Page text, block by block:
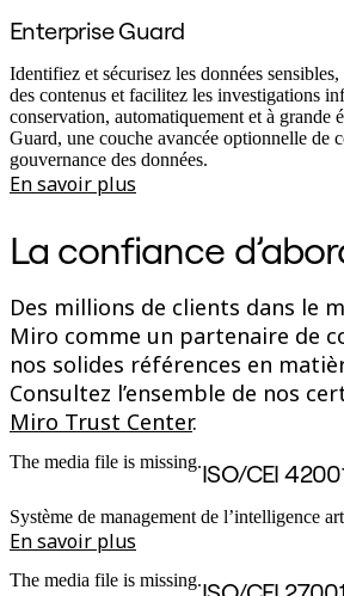
Enterprise Guard
Identifiez et sécurisez les données
des contenus et facilitez les investigations
conservation, automatiquement et à grande
Guard, une couche avancée optionnelle de
gouvernance des données.
En savoir plus
La confiance
Des millions de clients dans le
Miro comme un partenaire de
nos solides références en
Consultez l’ensemble de nos
Miro Trust Center.
The media file is missing.ISO/CEI
Système de management de l’intelligence
En savoir plus
The media file is missing.